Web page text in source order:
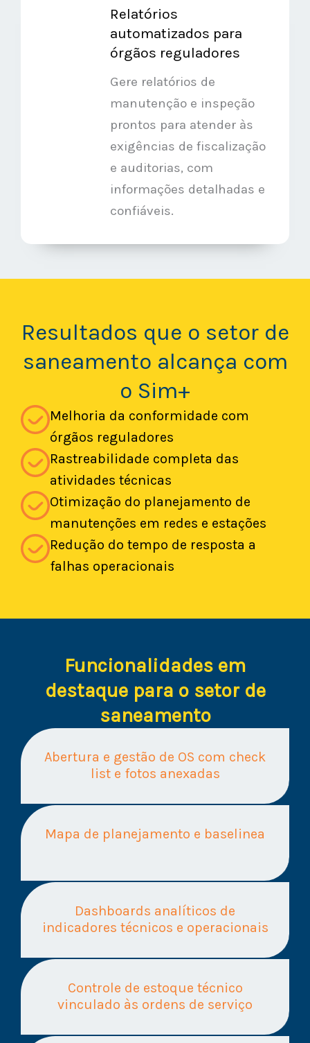
Relatórios
automatizados para
órgãos reguladores
Gere relatórios de
manutenção e inspeção
prontos para atender às
exigências de fiscalização
e auditorias, com
informações detalhadas e
confiáveis.
Resultados que o setor de
saneamento alcança com
o Sim+
Melhoria da conformidade com
órgãos reguladores
Rastreabilidade completa das
atividades técnicas
Otimização do planejamento de
manutenções em redes e estações
Redução do tempo de resposta a
falhas operacionais
Funcionalidades em
destaque para o setor de
saneamento
Abertura e gestão de OS com check
list e fotos anexadas
Mapa de planejamento e baselinea
Dashboards analíticos de
indicadores técnicos e operacionais
Controle de estoque técnico
vinculado às ordens de serviço